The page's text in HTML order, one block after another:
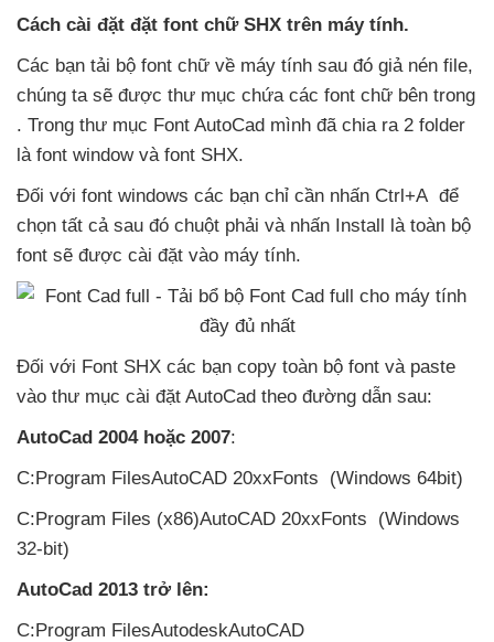
Cách cài đặt đặt font chữ SHX trên máy tính.
Các bạn tải bộ font chữ về máy tính sau đó giả nén file,
chúng ta sẽ được thư mục chứa các font chữ bên trong
. Trong thư mục Font AutoCad mình đã chia ra 2 folder
là font window và font SHX.
Đối với font windows các bạn chỉ cần nhấn Ctrl+A để
chọn tất cả sau đó chuột phải và nhấn Install là toàn bộ
font sẽ được cài đặt vào máy tính.
Đối với Font SHX các bạn copy toàn bộ font và paste
vào thư mục cài đặt AutoCad theo đường dẫn sau:
AutoCad 2004 hoặc 2007:
C:Program FilesAutoCAD 20xxFonts (Windows 64bit)
C:Program Files (x86)AutoCAD 20xxFonts (Windows
32-bit)
AutoCad 2013 trở lên:
C:Program FilesAutodeskAutoCAD